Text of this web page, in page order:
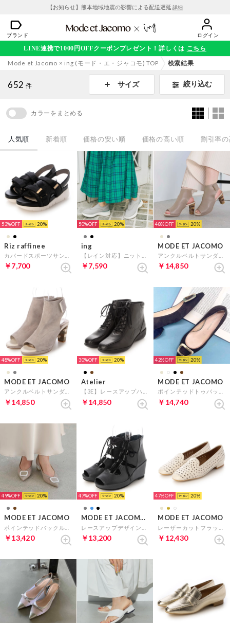
【お知らせ】熊本地域地震の影響による配送遅延 詳細
ブランド ログイン
LINE連携で1000円OFFクーポンプレゼント！詳しくは こちら
Mode et Jacomo × ing (モード・エ・ジャコモ) TOP 検索結果
652 件 サイズ 絞り込む
カラーをまとめる
人気順 新着順 価格の安い順 価格の高い順 割引率
53% 20
Riz raffinee
￥7,700
50% 20
ing
￥7,590
48% 20
MODE ET JACOMO
￥14,850
48% 20
MODE ET JACOMO
￥14,850
30% 20
Atelier
￥14,850
42% 20
MODE ET JACOMO
￥14,740
49% 20
MODE ET JACOMO
￥13,420
47% 20
MODE ET JACOMO D'ICI
￥13,200
47% 20
MODE ET JACOMO
￥12,430